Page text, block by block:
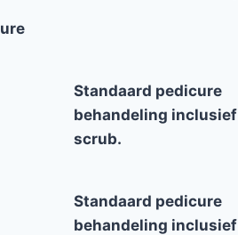
Standaard pedicure
behandeling inclusief
scrub.
Standaard pedicure
behandeling inclusief